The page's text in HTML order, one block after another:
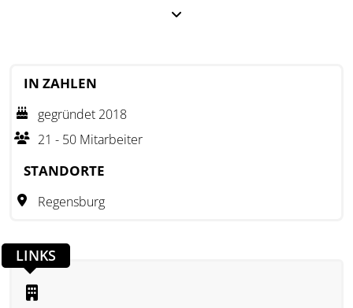
erfüllt hohe Datenschutzstandards wie DSGVO und GoBD.
IN ZAHLEN
gegründet 2018
21 - 50 Mitarbeiter
STANDORTE
Regensburg
LINKS